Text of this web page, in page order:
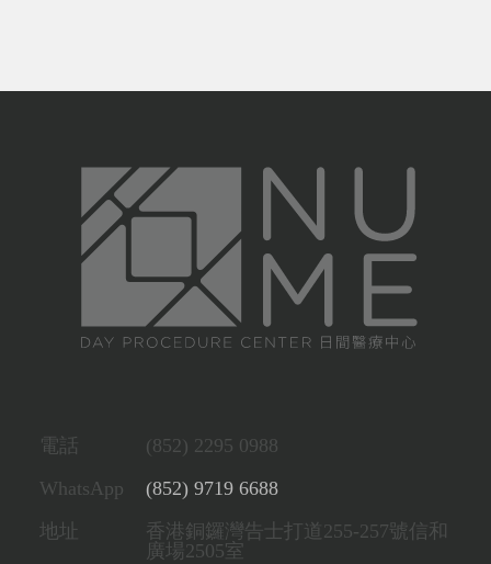
電話
(852) 2295 0988
WhatsApp
(852) 9719 6688
地址
香港銅鑼灣告士打道255-257號信和
廣場2505室